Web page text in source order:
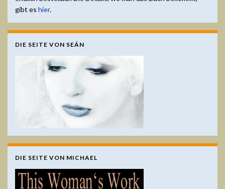
gibt es hier.
DIE SEITE VON SEÁN
DIE SEITE VON MICHAEL